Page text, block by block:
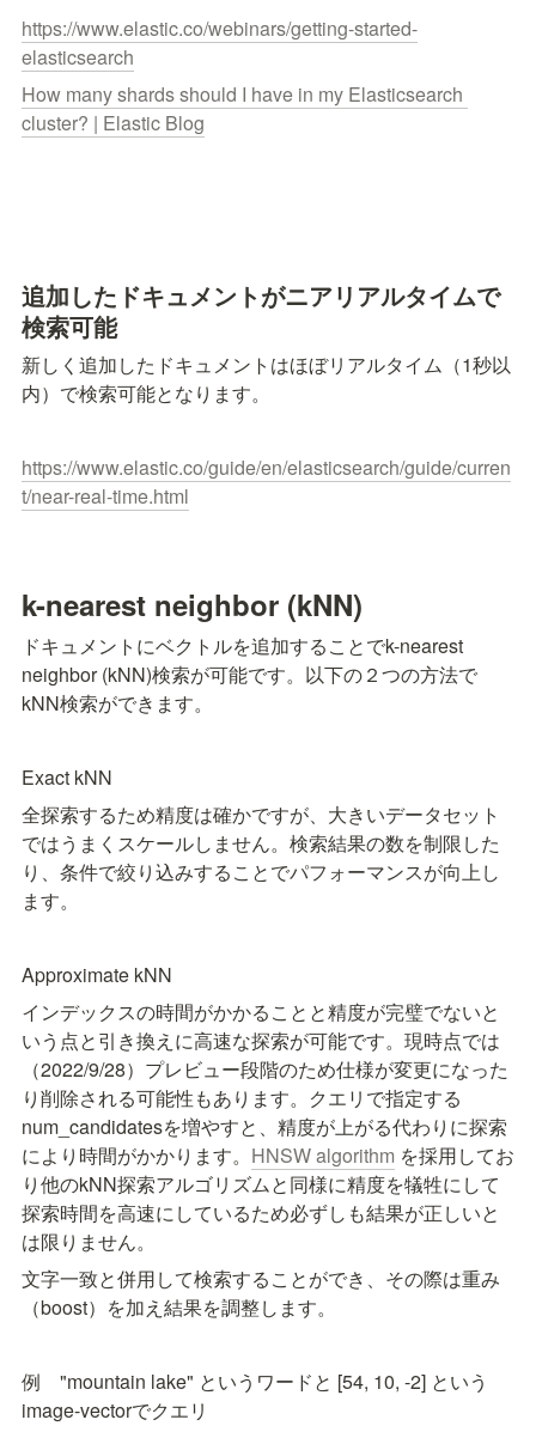
https://www.elastic.co/webinars/getting-started-
elasticsearch
How many shards should I have in my Elasticsearch
cluster? | Elastic Blog
追加したドキュメントがニアリアルタイムで
検索可能
新しく追加したドキュメントはほぼリアルタイム（1秒以
内）で検索可能となります。
https://www.elastic.co/guide/en/elasticsearch/guide/curren
t/near-real-time.html
k-nearest neighbor (kNN)
ドキュメントにベクトルを追加することでk-nearest
neighbor (kNN)検索が可能です。以下の２つの方法で
kNN検索ができます。
Exact kNN
全探索するため精度は確かですが、大きいデータセット
ではうまくスケールしません。検索結果の数を制限した
り、条件で絞り込みすることでパフォーマンスが向上し
ます。
Approximate kNN
インデックスの時間がかかることと精度が完璧でないと
いう点と引き換えに高速な探索が可能です。現時点では
（2022/9/28）プレビュー段階のため仕様が変更になった
り削除される可能性もあります。クエリで指定する
num_candidatesを増やすと、精度が上がる代わりに探索
により時間がかかります。 HNSW algorithm を採用してお
り他のkNN探索アルゴリズムと同様に精度を犠牲にして
探索時間を高速にしているため必ずしも結果が正しいと
は限りません。
文字一致と併用して検索することができ、その際は重み
（boost）を加え結果を調整します。
例　"mountain lake" というワードと [54, 10, -2] という
image-vectorでクエリ